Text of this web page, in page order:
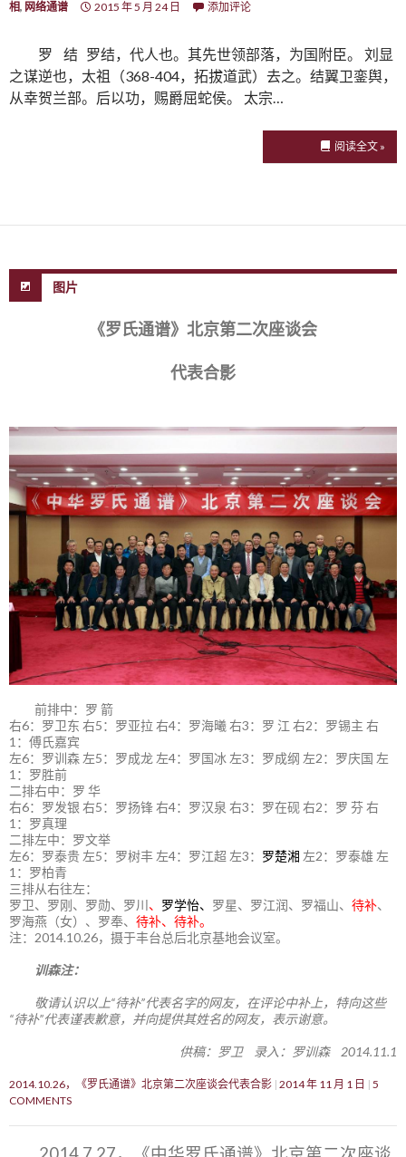
相, 网络通谱 2015 年 5 月 24 日 添加评论
罗 结 罗结，代人也。其先世领部落，为国附臣。 刘显
之谋逆也，太祖（368-404，拓拔道武）去之。结翼卫銮舆，
从幸贺兰部。后以功，赐爵屈蛇侯。 太宗…
阅读全文 »
图片
《罗氏通谱》北京第二次座谈会
代表合影
前排中：罗 箭
右6：罗卫东 右5：罗亚拉 右4：罗海曦 右3：罗 江 右2：罗锡主 右
1：傅氏嘉宾
左6：罗训森 左5：罗成龙 左4：罗国冰 左3：罗成纲 左2：罗庆国 左
1：罗胜前
二排右中：罗 华
右6：罗发银 右5：罗扬锋 右4：罗汉泉 右3：罗在砚 右2：罗 芬 右
1：罗真理
二排左中：罗文举
左6：罗泰贵 左5：罗树丰 左4：罗江超 左3： 罗楚湘 左2：罗泰雄 左
1：罗柏青
三排从右往左：
罗卫、罗刚、罗勋、罗川 、 罗学怡、 罗星、罗江润、罗福山、 待补、
罗海燕（女）、罗奉、 待补、待补。
注：2014.10.26，摄于丰台总后北京基地会议室。
训森注：
敬请认识以上“待补”代表名字的网友，在评论中补上，特向这些
“待补”代表谨表歉意，并向提供其姓名的网友，表示谢意。
供稿：罗卫 录入：罗训森 2014.11.1
2014.10.26，《罗氏通谱》北京第二次座谈会代表合影 2014 年 11 月 1 日
5
COMMENTS